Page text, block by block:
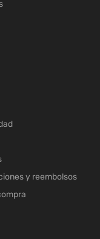
y reembolsos